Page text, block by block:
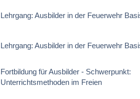
Lehrgang: Ausbilder in der Feuerwehr
Lehrgang: Ausbilder in der Feuerwehr
Fortbildung für Ausbilder - Schwerpunkt:
Unterrichtsmethoden im Freien